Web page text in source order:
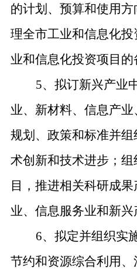
的计划、预算和使用
理全市工业和信息化
业和信息化投资项目的
5、拟订新兴产业
业、新材料、信息产
规划、政策和标准并
术创新和技术进步；
目，推进相关科研成
业、信息服务业和新兴
6、拟定并组织实
节约和资源综合利用、